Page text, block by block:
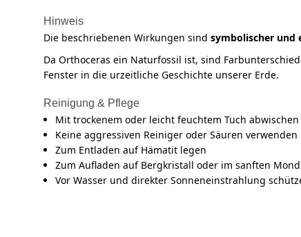
Hinweis
Die beschriebenen Wirkungen sind symbolischer und
Da Orthoceras ein Naturfossil ist, sind
Fenster in die urzeitliche Geschichte unserer Erde.
Reinigung & Pflege
Mit trockenem oder leicht feuchtem Tuch abwischen
Keine aggressiven Reiniger oder Säuren verwenden
Zum Entladen auf Hämatit legen
Zum Aufladen auf Bergkristall oder im sanften
Vor Wasser und direkter Sonneneinstrahlung